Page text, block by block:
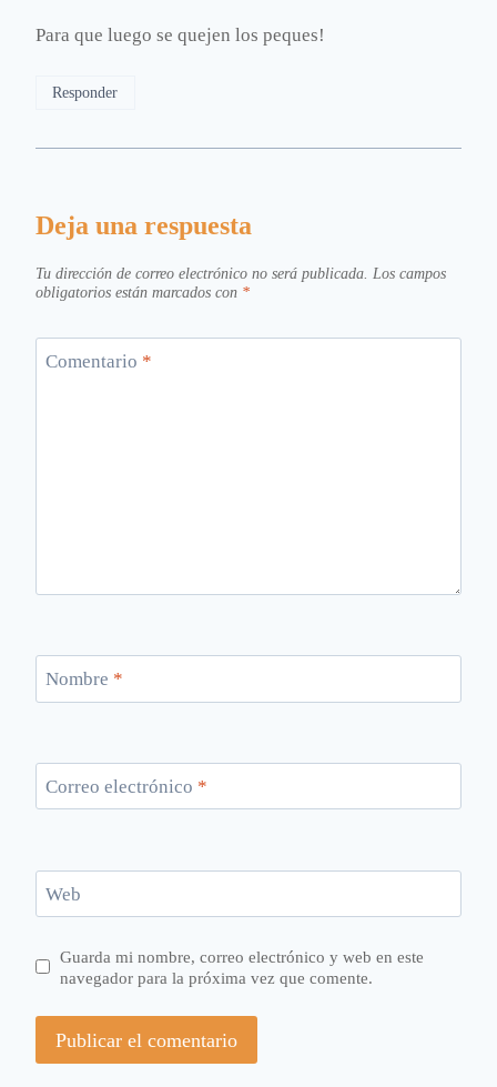
Para que luego se quejen los peques!
Responder
Deja una respuesta
Tu dirección de correo electrónico no será publicada. Los campos
obligatorios están marcados con *
Comentario *
Nombre *
Correo electrónico *
Web
Guarda mi nombre, correo electrónico y web en este
navegador para la próxima vez que comente.